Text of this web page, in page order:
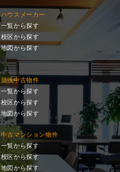
ハウスメーカー
一覧から探す
校区から探す
地図から探す
築浅中古物件
一覧から探す
校区から探す
地図から探す
中古マンション物件
一覧から探す
校区から探す
地図から探す